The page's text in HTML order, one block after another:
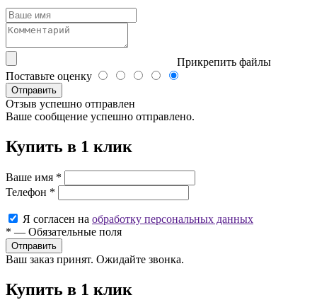
Прикрепить файлы
Поставьте оценку
Отправить
Отзыв успешно отправлен
Ваше сообщение успешно отправлено.
Купить в 1 клик
Ваше имя *
Телефон *
Я согласен на обработку персональных данных
* — Обязательные поля
Ваш заказ принят. Ожидайте звонка.
Купить в 1 клик